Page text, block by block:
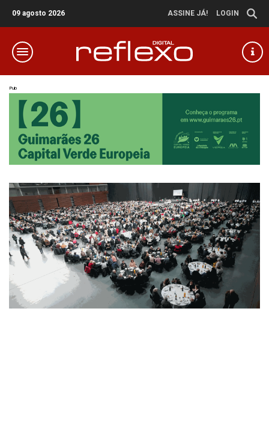
09 agosto 2026 ASSINE JÁ! LOGIN
Pub